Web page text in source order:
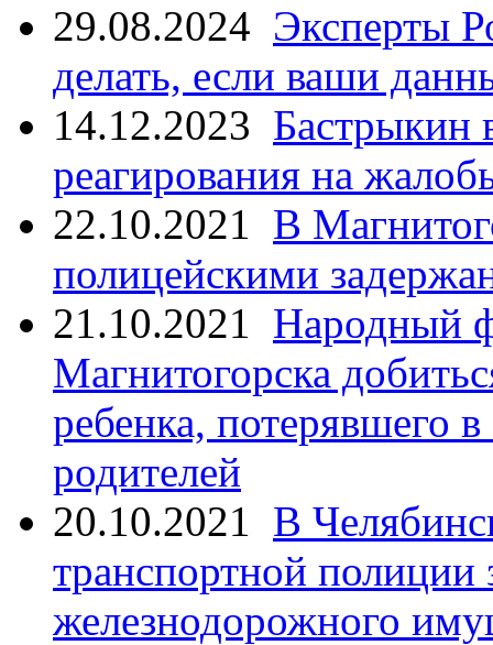
29.08.2024 Эксперты
делать, если ваши
14.12.2023 Бастрыкин
реагирования на
22.10.2021 В
полицейскими
21.10.2021 Народный
Магнитогорска
ребенка, потерявшего
родителей
20.10.2021 В
транспортной
железнодорожного